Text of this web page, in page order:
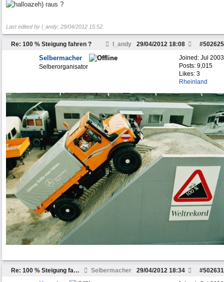
azeh) raus ?
Last edited by l_andy; 29/04/2012 15:52
Re: 100 % Steigung fahren ? l_andy #502625
29/04/2012 18:08
Joined: Jul 2003
Posts: 9,015
Likes: 3
Rheinland
Selbermacher
Selberorganisator
Re: 100 % Steigung fahren ? Selbermacher #502631
29/04/2012 18:34